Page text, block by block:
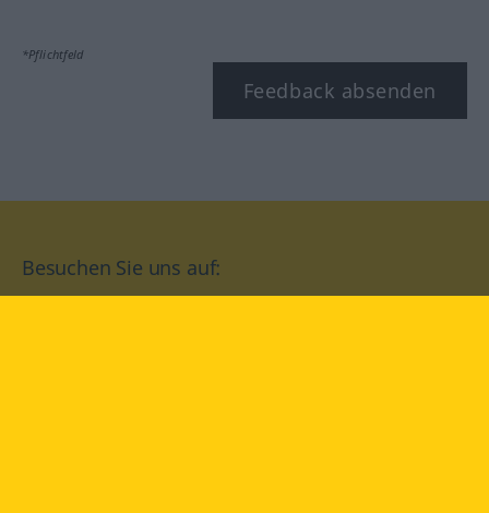
*Pflichtfeld
Feedback absenden
Besuchen Sie uns auf: